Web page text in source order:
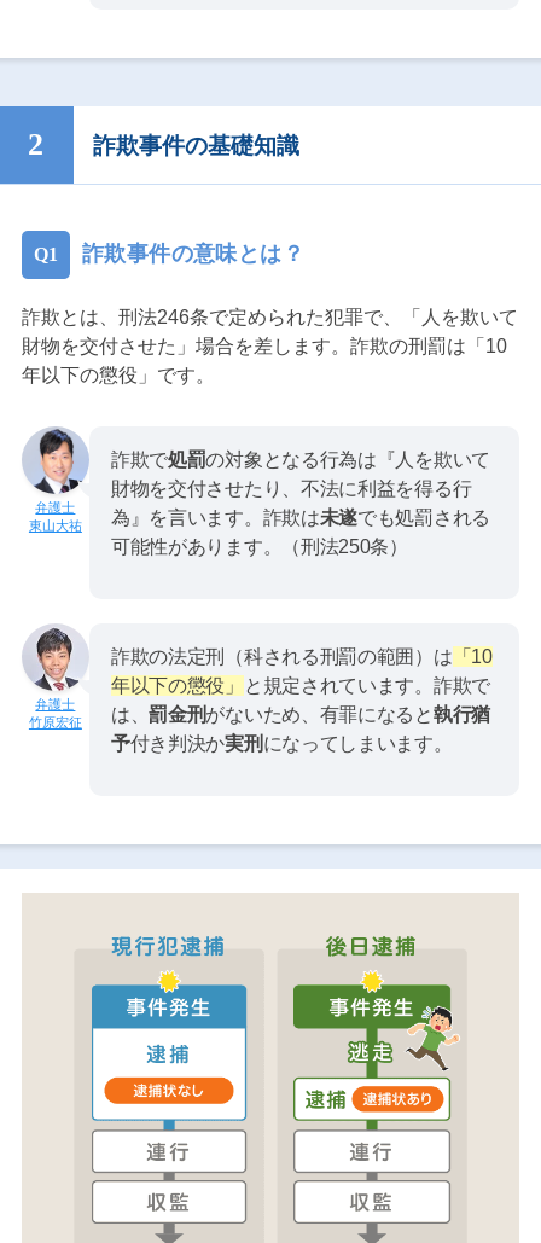
詐欺事件の基礎知識
詐欺事件の意味とは？
詐欺とは、刑法246条で定められた犯罪で、「人を欺いて
財物を交付させた」場合を差します。詐欺の刑罰は「10
年以下の懲役」です。
東山大祐
詐欺で処罰の対象となる行為は『人を欺いて
財物を交付させたり、不法に利益を得る行
為』を言います。詐欺は未遂でも処罰される
可能性があります。（刑法250条）
竹原宏征
詐欺の法定刑（科される刑罰の範囲）は 「10
年以下の懲役」
と規定されています。詐欺で
は、罰金刑がないため、有罪になると執行猶
予付き判決か実刑 になってしまいます。